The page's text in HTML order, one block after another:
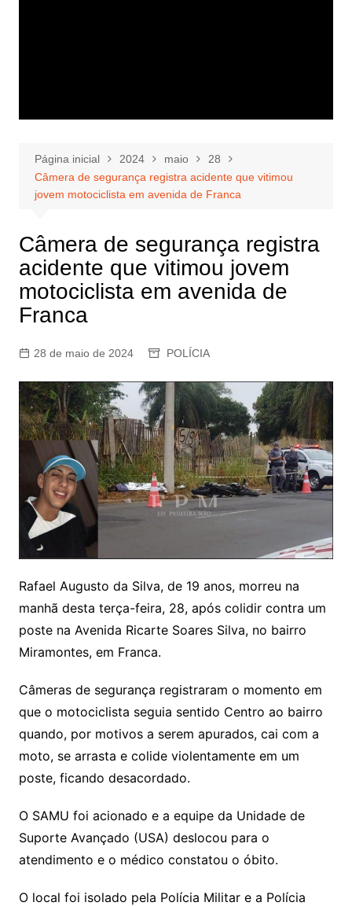
Página inicial 2024 maio
28
Câmera de segurança registra acidente que vitimou
jovem motociclista em avenida de Franca
Câmera de segurança registra
acidente que vitimou jovem
motociclista em avenida de
Franca
28 de maio de 2024 POLÍCIA
Rafael Augusto da Silva, de 19 anos, morreu na
manhã desta terça-feira, 28, após colidir contra um
poste na Avenida Ricarte Soares Silva, no bairro
Miramontes, em Franca.
Câmeras de segurança registraram o momento em
que o motociclista seguia sentido Centro ao bairro
quando, por motivos a serem apurados, cai com a
moto, se arrasta e colide violentamente em um
poste, ficando desacordado.
O SAMU foi acionado e a equipe da Unidade de
Suporte Avançado (USA) deslocou para o
atendimento e o médico constatou o óbito.
O local foi isolado pela Polícia Militar e a Polícia